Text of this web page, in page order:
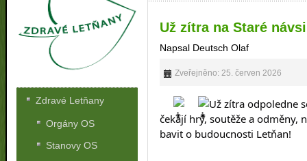
Už zítra na Staré
Napsal Deutsch Olaf
Zveřejněno: 25. červen 2026
Už zítra odpoledne
čekají hry, soutěže a odměny,
bavit o budoucnosti Letňan!
Zdravé Letňany
Orgány OS
Stanovy OS